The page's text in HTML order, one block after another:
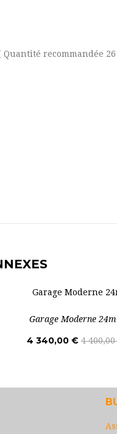
recommandée
Garage Moderne
4 340,00 € 4 400,00